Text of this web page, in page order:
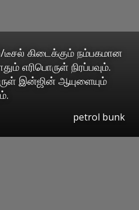
கிடைக்கும் நம்பகமான
எரிபொருள் நிரப்பவும்.
இன்ஜின் ஆயுளையும்
petrol bunk